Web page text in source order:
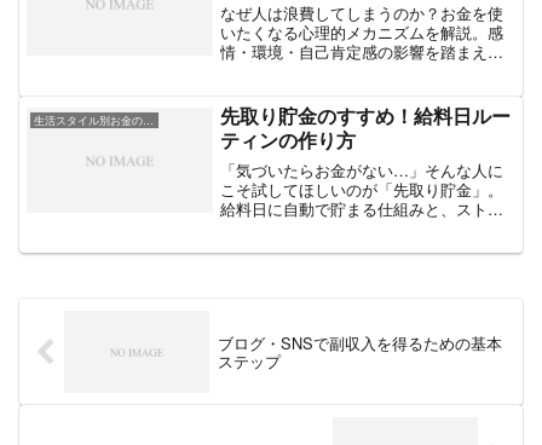
なぜ人は浪費してしまうのか？お金を使
いたくなる心理的メカニズムを解説。感
情・環境・自己肯定感の影響を踏まえ、
先取り貯金のすすめ！給料日ルー
ティンの作り方
「気づいたらお金がない…」そんな人に
こそ試してほしいのが「先取り貯金」。
給料日に自動で貯まる仕組みと、ストレ
ブログ・SNSで副収入を得るための基本
ステップ